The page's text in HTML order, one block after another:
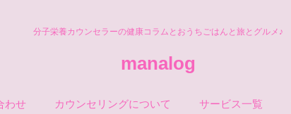
分子栄養カウンセラーの健康コラムとおうちごはんと旅とグルメ♪
manalog
わせ カウンセリングについて サービス一覧